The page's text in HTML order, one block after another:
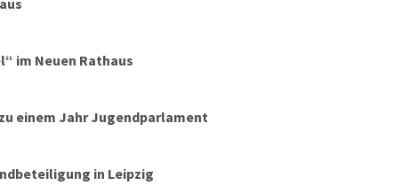
im Neuen Rathaus
einem Jahr Jugendparlament
in Leipzig